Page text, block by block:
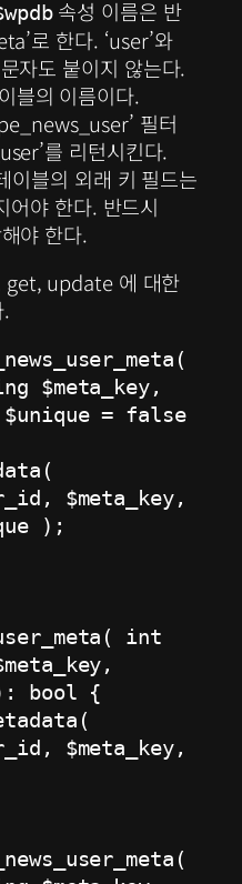
속성 이름은 반
로 한다. ‘user’와
자도 붙이지 않는다.
블의 이름이다.
필터
를 리턴시킨다.
이블의 외래 키 필드는
어야 한다. 반드시
야 한다.
update 에 대한
$meta_key,
$unique = false
$meta_key,
);
int
bool {
$meta_key,